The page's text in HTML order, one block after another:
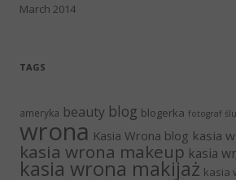
March 2014
TAGS
ameryka beauty blog blogerka fotograf
wrona Kasia Wrona blog kasia
kasia wrona makeup kasia
kasia wrona makijaż kasia